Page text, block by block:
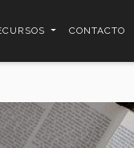
CONTACTO